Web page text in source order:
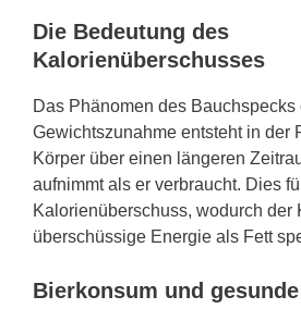
Die Bedeutung des
Kalorienüberschusses
Das Phänomen des
Gewichtszunahme entsteht in der
Körper über einen längeren
aufnimmt als er verbraucht. Dies
Kalorienüberschuss, wodurch der
überschüssige Energie als Fett
Bierkonsum und